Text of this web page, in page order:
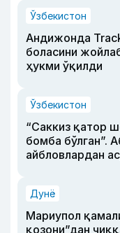
Ўзбекистон
Андижонда
боласини
ҳукми ўқилди
Ўзбекистон
“Саккиз қатор
бомба бўлган”.
айбловлардан
Дунё
Мариупол
қозони”дан